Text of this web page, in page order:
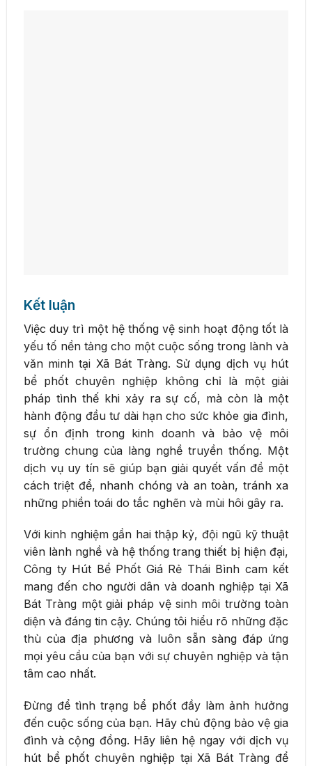
Kết luận
Việc duy trì một hệ thống vệ sinh hoạt động tốt là
yếu tố nền tảng cho một cuộc sống trong lành và
văn minh tại Xã Bát Tràng. Sử dụng dịch vụ hút
bể phốt chuyên nghiệp không chỉ là một giải
pháp tình thế khi xảy ra sự cố, mà còn là một
hành động đầu tư dài hạn cho sức khỏe gia đình,
sự ổn định trong kinh doanh và bảo vệ môi
trường chung của làng nghề truyền thống. Một
dịch vụ uy tín sẽ giúp bạn giải quyết vấn đề một
cách triệt để, nhanh chóng và an toàn, tránh xa
những phiền toái do tắc nghẽn và mùi hôi gây ra.
Với kinh nghiệm gần hai thập kỷ, đội ngũ kỹ thuật
viên lành nghề và hệ thống trang thiết bị hiện đại,
Công ty Hút Bể Phốt Giá Rẻ Thái Bình cam kết
mang đến cho người dân và doanh nghiệp tại Xã
Bát Tràng một giải pháp vệ sinh môi trường toàn
diện và đáng tin cậy. Chúng tôi hiểu rõ những đặc
thù của địa phương và luôn sẵn sàng đáp ứng
mọi yêu cầu của bạn với sự chuyên nghiệp và tận
tâm cao nhất.
Đừng để tình trạng bể phốt đầy làm ảnh hưởng
đến cuộc sống của bạn. Hãy chủ động bảo vệ gia
đình và cộng đồng. Hãy liên hệ ngay với dịch vụ
hút bể phốt chuyên nghiệp tại Xã Bát Tràng để